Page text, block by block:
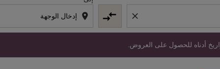
close
compare_arrows
location_on
أدناه للحصول على العروض.